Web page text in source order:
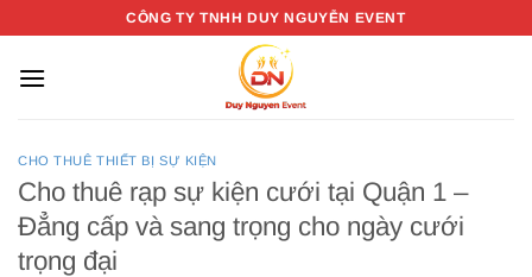
nội
CÔNG TY TNHH DUY NGUYỄN EVENT
CHO THUÊ THIẾT BỊ SỰ KIỆN
Cho thuê rạp sự kiện cưới tại Quận 1 –
Đẳng cấp và sang trọng cho ngày cưới
trọng đại